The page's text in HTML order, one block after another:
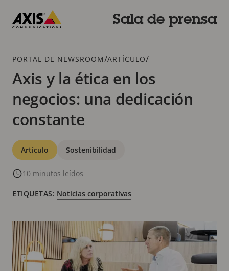
contenido
Sala de prensa
Breadcrumb
PORTAL DE NEWSROOM/ARTÍCULO/
Axis y la ética en los
negocios: una dedicación
constante
Categorías
Artículo Sostenibilidad
10 minutos leídos
ETIQUETAS: Noticias corporativas